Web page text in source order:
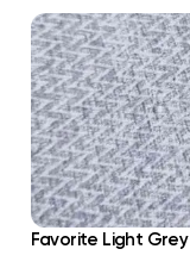
Favorite Light Grey